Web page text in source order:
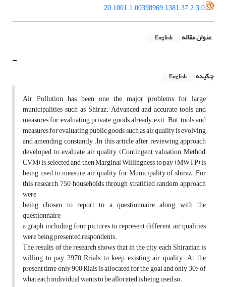
20.1001.1.00398969.1381.37.2.3.0
عنوان مقاله English
-
چکیده English
Air Pollution has been one the major problems for large
municipalities such as Shiraz. Advanced and accurate tools and
measures for evaluating private goods already exit. But, tools and
measures for evaluating public goods such as air quality is evolving
and amending constantly .In this article after reviewing approach
developed to evaluate air quality (Contingent valuation Method,
CVM) is selected and then Marginal Willingness to pay (MWTP) is
being used to measure air quality for Municipality of shiraz .For
this research, 750 households through stratified random approach
were
being chosen to report to a questionnaire along with the
questionnaire
a graph including four pictures to represent different air qualities
were being presented respondents.
The results of the research shows that in the city each Shirazian is
willing to pay 2970 Rrials to keep existing air quality. At the
present time only 900 Rials is allocated for the goal and only 30% of
what each individual wants to be allocated is being used so.